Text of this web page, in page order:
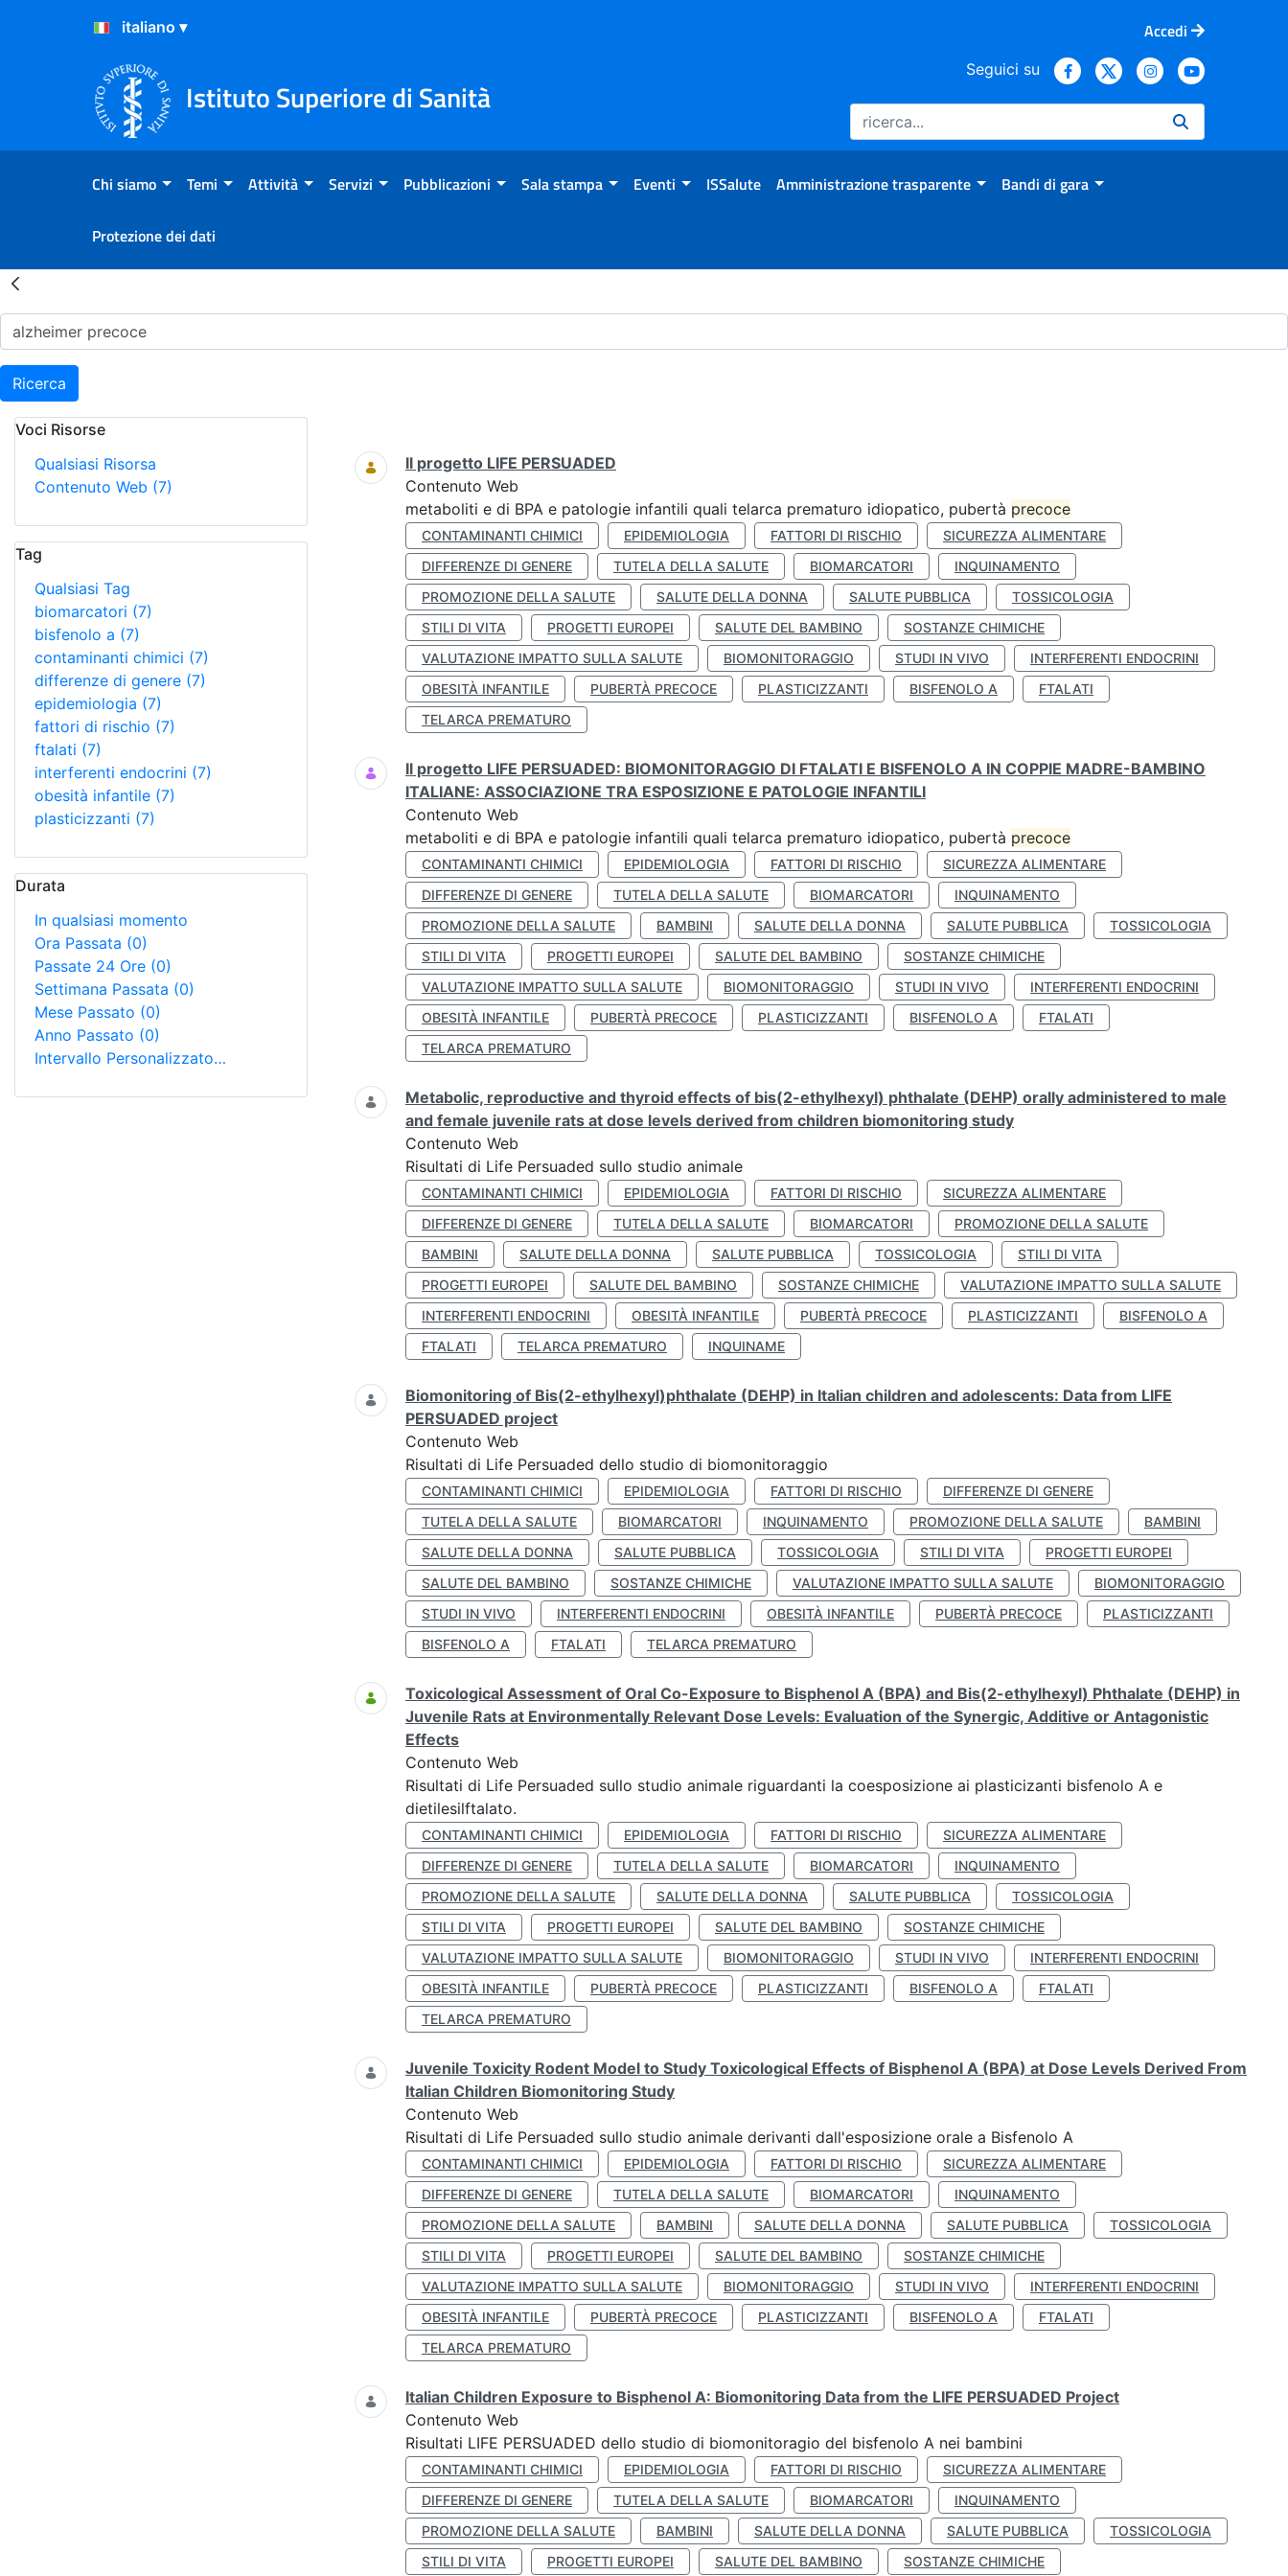
Salta al Contenuto
Salta al Footer
Accedi
Istituto Superiore di Sanità
Seguici su
Chi siamo Temi Attività Servizi Pubblicazioni Sala stampa Eventi ISSalute Amministrazione trasparente Bandi di gara
Protezione dei dati
Risultati della Ricerca - Home
Ricerca
Voci Risorse
Qualsiasi Risorsa
Contenuto Web (7)
Tag
Qualsiasi Tag
biomarcatori (7)
bisfenolo a (7)
contaminanti chimici (7)
differenze di genere (7)
epidemiologia (7)
fattori di rischio (7)
ftalati (7)
interferenti endocrini (7)
obesità infantile (7)
plasticizzanti (7)
Durata
In qualsiasi momento
Ora Passata (0)
Passate 24 Ore (0)
Settimana Passata (0)
Mese Passato (0)
Anno Passato (0)
Intervallo Personalizzato…
Ricerca
Il progetto LIFE PERSUADED
Contenuto Web
metaboliti e di BPA e patologie infantili quali telarca prematuro idiopatico, pubertà precoce
CONTAMINANTI CHIMICI EPIDEMIOLOGIA FATTORI DI RISCHIO
SICUREZZA ALIMENTARE
DIFFERENZE DI GENERE
TUTELA DELLA SALUTE BIOMARCATORI
INQUINAMENTO
PROMOZIONE DELLA SALUTE
SALUTE DELLA DONNA SALUTE PUBBLICA
TOSSICOLOGIA
STILI DI VITA
PROGETTI EUROPEI SALUTE DEL BAMBINO
SOSTANZE CHIMICHE
VALUTAZIONE IMPATTO SULLA SALUTE
BIOMONITORAGGIO STUDI IN VIVO
INTERFERENTI ENDOCRINI
OBESITÀ INFANTILE
PUBERTÀ PRECOCE PLASTICIZZANTI BISFENOLO A
FTALATI
TELARCA PREMATURO
Il progetto LIFE PERSUADED: BIOMONITORAGGIO DI FTALATI E BISFENOLO A IN COPPIE MADRE-BAMBINO
ITALIANE: ASSOCIAZIONE TRA ESPOSIZIONE E PATOLOGIE INFANTILI
Contenuto Web
metaboliti e di BPA e patologie infantili quali telarca prematuro idiopatico, pubertà precoce
CONTAMINANTI CHIMICI EPIDEMIOLOGIA FATTORI DI RISCHIO
SICUREZZA ALIMENTARE
DIFFERENZE DI GENERE
TUTELA DELLA SALUTE BIOMARCATORI
INQUINAMENTO
PROMOZIONE DELLA SALUTE
BAMBINI SALUTE DELLA DONNA SALUTE PUBBLICA
TOSSICOLOGIA
STILI DI VITA
PROGETTI EUROPEI SALUTE DEL BAMBINO
SOSTANZE CHIMICHE
VALUTAZIONE IMPATTO SULLA SALUTE
BIOMONITORAGGIO STUDI IN VIVO
INTERFERENTI ENDOCRINI
OBESITÀ INFANTILE
PUBERTÀ PRECOCE PLASTICIZZANTI BISFENOLO A
FTALATI
TELARCA PREMATURO
Metabolic, reproductive and thyroid effects of bis(2-ethylhexyl) phthalate (DEHP) orally administered to male
and female juvenile rats at dose levels derived from children biomonitoring study
Contenuto Web
Risultati di Life Persuaded sullo studio animale
CONTAMINANTI CHIMICI EPIDEMIOLOGIA FATTORI DI RISCHIO
SICUREZZA ALIMENTARE
DIFFERENZE DI GENERE
TUTELA DELLA SALUTE BIOMARCATORI
PROMOZIONE DELLA SALUTE
BAMBINI
SALUTE DELLA DONNA SALUTE PUBBLICA TOSSICOLOGIA
STILI DI VITA
PROGETTI EUROPEI
SALUTE DEL BAMBINO SOSTANZE CHIMICHE
VALUTAZIONE IMPATTO SULLA SALUTE
INTERFERENTI ENDOCRINI
OBESITÀ INFANTILE PUBERTÀ PRECOCE PLASTICIZZANTI
BISFENOLO A
FTALATI
TELARCA PREMATURO INQUINAME
Biomonitoring of Bis(2-ethylhexyl)phthalate (DEHP) in Italian children and adolescents: Data from LIFE
PERSUADED project
Contenuto Web
Risultati di Life Persuaded dello studio di biomonitoraggio
CONTAMINANTI CHIMICI EPIDEMIOLOGIA FATTORI DI RISCHIO
DIFFERENZE DI GENERE
TUTELA DELLA SALUTE
BIOMARCATORI INQUINAMENTO PROMOZIONE DELLA SALUTE
BAMBINI
SALUTE DELLA DONNA
SALUTE PUBBLICA TOSSICOLOGIA STILI DI VITA
PROGETTI EUROPEI
SALUTE DEL BAMBINO
SOSTANZE CHIMICHE VALUTAZIONE IMPATTO SULLA SALUTE
BIOMONITORAGGIO
STUDI IN VIVO
INTERFERENTI ENDOCRINI OBESITÀ INFANTILE PUBERTÀ PRECOCE
PLASTICIZZANTI
BISFENOLO A
FTALATI TELARCA PREMATURO
Toxicological Assessment of Oral Co-Exposure to Bisphenol A (BPA) and Bis(2-ethylhexyl) Phthalate (DEHP) in
Juvenile Rats at Environmentally Relevant Dose Levels: Evaluation of the Synergic, Additive or Antagonistic
Effects
Contenuto Web
Risultati di Life Persuaded sullo studio animale riguardanti la coesposizione ai plasticizanti bisfenolo A e
dietilesilftalato.
CONTAMINANTI CHIMICI EPIDEMIOLOGIA FATTORI DI RISCHIO
SICUREZZA ALIMENTARE
DIFFERENZE DI GENERE
TUTELA DELLA SALUTE BIOMARCATORI
INQUINAMENTO
PROMOZIONE DELLA SALUTE
SALUTE DELLA DONNA SALUTE PUBBLICA
TOSSICOLOGIA
STILI DI VITA
PROGETTI EUROPEI SALUTE DEL BAMBINO
SOSTANZE CHIMICHE
VALUTAZIONE IMPATTO SULLA SALUTE
BIOMONITORAGGIO STUDI IN VIVO
INTERFERENTI ENDOCRINI
OBESITÀ INFANTILE
PUBERTÀ PRECOCE PLASTICIZZANTI BISFENOLO A
FTALATI
TELARCA PREMATURO
Juvenile Toxicity Rodent Model to Study Toxicological Effects of Bisphenol A (BPA) at Dose Levels Derived From
Italian Children Biomonitoring Study
Contenuto Web
Risultati di Life Persuaded sullo studio animale derivanti dall'esposizione orale a Bisfenolo A
CONTAMINANTI CHIMICI EPIDEMIOLOGIA FATTORI DI RISCHIO
SICUREZZA ALIMENTARE
DIFFERENZE DI GENERE
TUTELA DELLA SALUTE BIOMARCATORI
INQUINAMENTO
PROMOZIONE DELLA SALUTE
BAMBINI SALUTE DELLA DONNA SALUTE PUBBLICA
TOSSICOLOGIA
STILI DI VITA
PROGETTI EUROPEI SALUTE DEL BAMBINO
SOSTANZE CHIMICHE
VALUTAZIONE IMPATTO SULLA SALUTE
BIOMONITORAGGIO STUDI IN VIVO
INTERFERENTI ENDOCRINI
OBESITÀ INFANTILE
PUBERTÀ PRECOCE PLASTICIZZANTI BISFENOLO A
FTALATI
TELARCA PREMATURO
Italian Children Exposure to Bisphenol A: Biomonitoring Data from the LIFE PERSUADED Project
Contenuto Web
Risultati LIFE PERSUADED dello studio di biomonitoragio del bisfenolo A nei bambini
CONTAMINANTI CHIMICI EPIDEMIOLOGIA FATTORI DI RISCHIO
SICUREZZA ALIMENTARE
DIFFERENZE DI GENERE
TUTELA DELLA SALUTE BIOMARCATORI
INQUINAMENTO
PROMOZIONE DELLA SALUTE
BAMBINI SALUTE DELLA DONNA SALUTE PUBBLICA
TOSSICOLOGIA
STILI DI VITA
PROGETTI EUROPEI SALUTE DEL BAMBINO
SOSTANZE CHIMICHE